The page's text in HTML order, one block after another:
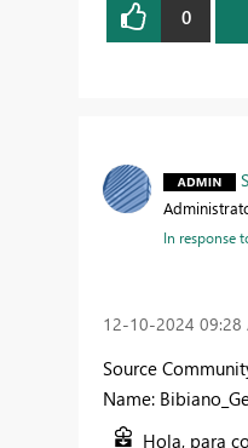
0
In response
‎12-10-2024 09:28
Source
Name:
Hola, para